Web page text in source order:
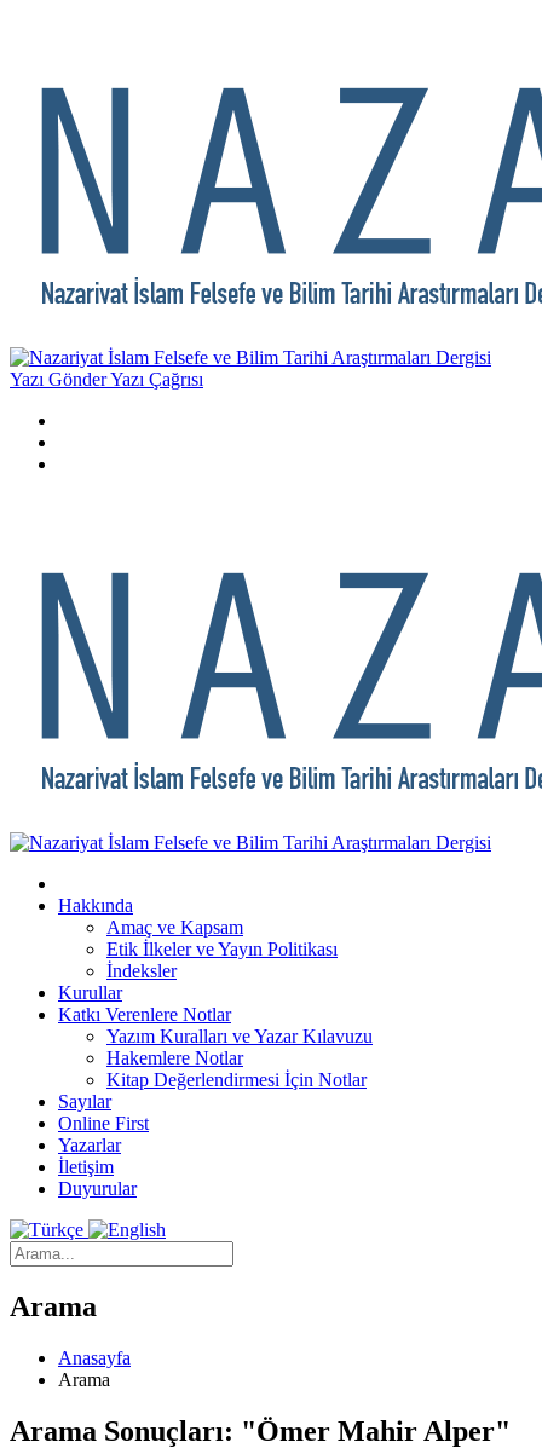
Yazı GönderYazı Çağrısı
Hakkında
Amaç ve Kapsam
Etik İlkeler ve Yayın Politikası
İndeksler
Kurullar
Katkı Verenlere Notlar
Yazım Kuralları ve Yazar Kılavuzu
Hakemlere Notlar
Kitap Değerlendirmesi İçin Notlar
Sayılar
Online First
Yazarlar
İletişim
Duyurular
Arama
Anasayfa
Arama
Arama Sonuçları: "Ömer Mahir Alper"